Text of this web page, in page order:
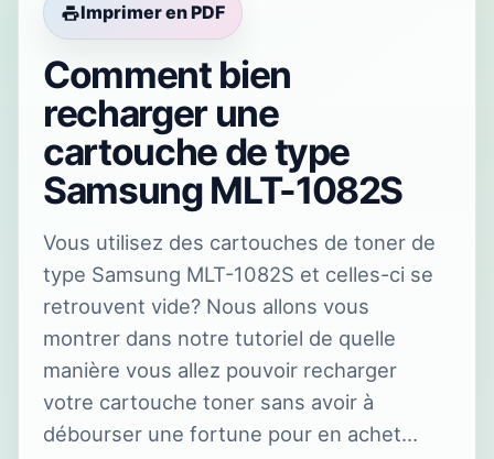
Imprimer en PDF
Comment bien
recharger une
cartouche de type
Samsung MLT-1082S
Vous utilisez des cartouches de toner de
type Samsung MLT-1082S et celles-ci se
retrouvent vide? Nous allons vous
montrer dans notre tutoriel de quelle
manière vous allez pouvoir recharger
votre cartouche toner sans avoir à
débourser une fortune pour en achet…